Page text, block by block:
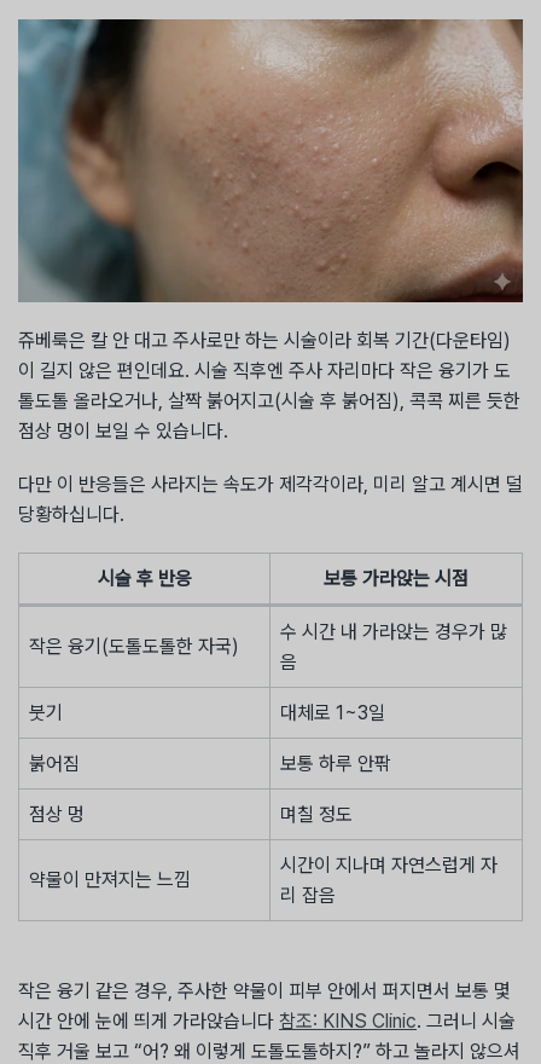
쥬베룩은 칼 안 대고 주사로만 하는 시술이라 회복 기간(다운타임)
이 길지 않은 편인데요. 시술 직후엔 주사 자리마다 작은 융기가 도
톨도톨 올라오거나, 살짝 붉어지고(시술 후 붉어짐), 콕콕 찌른 듯한
점상 멍이 보일 수 있습니다.
다만 이 반응들은 사라지는 속도가 제각각이라, 미리 알고 계시면 덜
당황하십니다.
시술 후 반응 보통 가라앉는 시점
작은 융기(도톨도톨한 자국)
수 시간 내 가라앉는 경우가 많
음
붓기 대체로 1~3일
붉어짐 보통 하루 안팎
점상 멍 며칠 정도
약물이 만져지는 느낌
시간이 지나며 자연스럽게 자
리 잡음
작은 융기 같은 경우, 주사한 약물이 피부 안에서 퍼지면서 보통 몇
시간 안에 눈에 띄게 가라앉습니다 참조: KINS Clinic. 그러니 시술
직후 거울 보고 “어? 왜 이렇게 도톨도톨하지?” 하고 놀라지 않으셔